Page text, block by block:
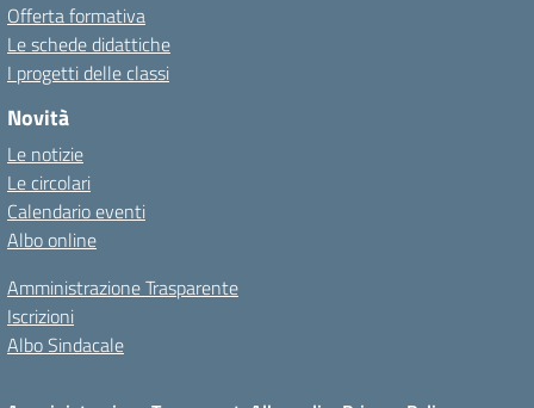
Offerta formativa
Le schede didattiche
I progetti delle classi
Novità
Le notizie
Le circolari
Calendario eventi
Albo online
Amministrazione Trasparente
Iscrizioni
Albo Sindacale